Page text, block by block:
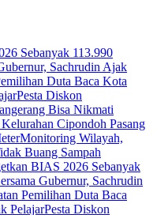
Sebanyak 113.990
Sachrudin Ajak
Duta Baca Kota
Pesta Diskon
Bisa Nikmati
Cipondoh Pasang
Monitoring Wilayah,
Buang Sampah
BIAS 2026 Sebanyak
Gubernur, Sachrudin
Pemilihan Duta Baca
PelajarPesta Diskon